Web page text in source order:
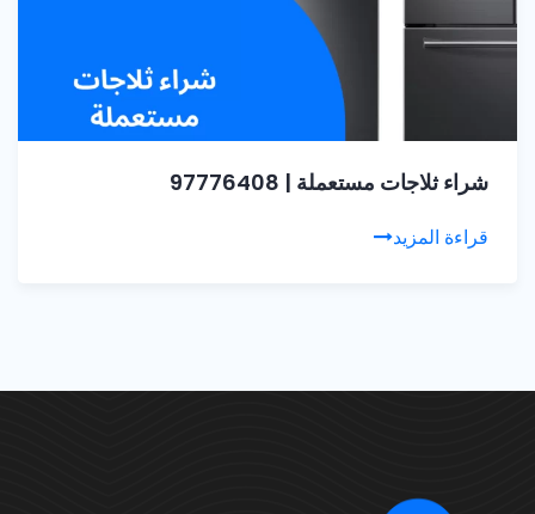
شراء ثلاجات مستعملة | 97776408
قراءة المزيد